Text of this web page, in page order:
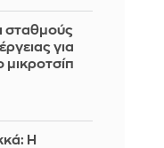
σταθμούς
για
Η